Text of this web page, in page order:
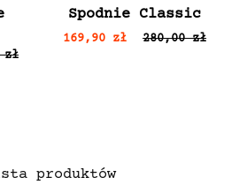
zł
Spodnie Classic
169,90 zł 280,00 zł
produktów